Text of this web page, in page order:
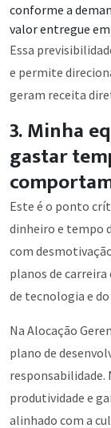
conforme a
valor entregue em
Essa
e permite
geram receita
3. Minha
gastar
Este é o ponto
dinheiro e tempo
com
planos de
de tecnologia e do
Na Alocação
plano de
responsabilidade.
produtividade e
alinhado com a